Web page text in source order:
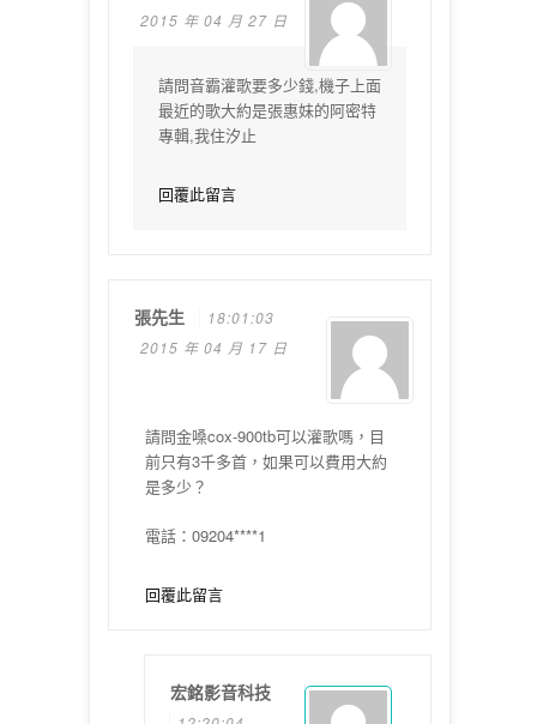
2015 年 04 月 27 日
請問音霸灌歌要多少錢,機子上面
最近的歌大約是張惠妹的阿密特
專輯,我住汐止
回覆此留言
張先生
18:01:03
2015 年 04 月 17 日
請問金嗓cox-900tb可以灌歌嗎，目
前只有3千多首，如果可以費用大約
是多少？
電話：09204****1
回覆此留言
宏銘影音科技